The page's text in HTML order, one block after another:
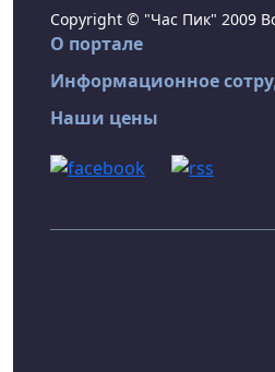
Copyright © "Час Пик" 2009
О портале
Информационное
Наши цены